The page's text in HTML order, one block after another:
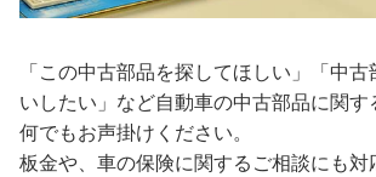
「この中古部品を探してほしい」「中
いしたい」など自動車の中古部品に関す
何でもお声掛けください。
板金や、車の保険に関するご相談にも対